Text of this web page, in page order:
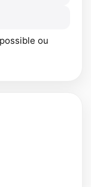
ou